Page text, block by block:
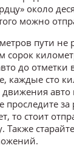
около
можно
пути не
до отметки
каждые сто
авто
проследите
то стоит
Также